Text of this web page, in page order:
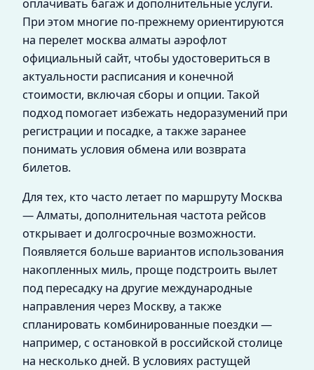
оплачивать багаж и дополнительные услуги.
При этом многие по-прежнему ориентируются
на перелет москва алматы аэрофлот
официальный сайт, чтобы удостовериться в
актуальности расписания и конечной
стоимости, включая сборы и опции. Такой
подход помогает избежать недоразумений при
регистрации и посадке, а также заранее
понимать условия обмена или возврата
билетов.
Для тех, кто часто летает по маршруту Москва
— Алматы, дополнительная частота рейсов
открывает и долгосрочные возможности.
Появляется больше вариантов использования
накопленных миль, проще подстроить вылет
под пересадку на другие международные
направления через Москву, а также
спланировать комбинированные поездки —
например, с остановкой в российской столице
на несколько дней. В условиях растущей